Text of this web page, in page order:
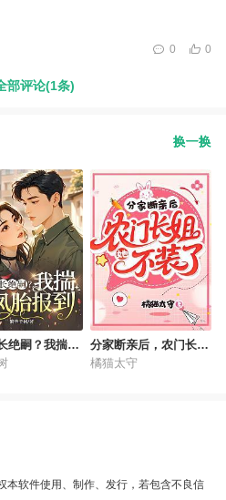
0
0
部评论(1条)
换一换
绝嗣？我揣龙
分家断亲后，农门长姐
她不装了
橘猫太守
本软件使用、制作、发行，若包含不良信